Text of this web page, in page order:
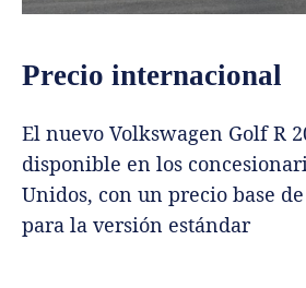
Precio internacional
El nuevo Volkswagen Golf R
disponible en los
Unidos, con un precio base
para la versión estándar